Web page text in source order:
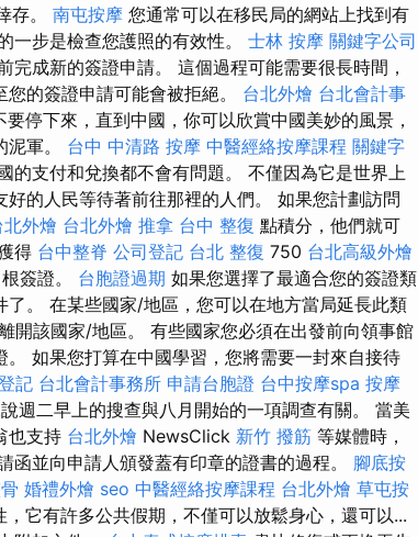
存。 南屯按摩 您通常可以在移民局的網站上找到有
一步是檢查您護照的有效性。 士林 按摩 關鍵字公司
成新的簽證申請。 這個過程可能需要很長時間，
的簽證申請可能會被拒絕。 台北外燴 台北會計事
停下來，直到中國，你可以欣賞中國美妙的風景，
軍。 台中 中清路 按摩 中醫經絡按摩課程 關鍵字
的支付和兌換都不會有問題。 不僅因為它是世界上
的人民等待著前往那裡的人們。 如果您計劃訪問
北外燴 台北外燴 推拿 台中 整復 點積分，他們就可
得 台中整脊 公司登記 台北 整復 750 台北高級外燴
簽證。 台胞證過期 如果您選擇了最適合您的簽證類
。 在某些國家/地區，您可以在地方當局延長此類
開該國家/地區。 有些國家您必須在出發前向領事館
如果您打算在中國學習，您將需要一封來自接待
記 台北會計事務所 申請台胞證 台中按摩spa 按摩
週二早上的搜查與八月開始的一項調查有關。 當美
也支持 台北外燴 NewsClick 新竹 撥筋 等媒體時，
並向申請人頒發蓋有印章的證書的過程。 腳底按
婚禮外燴 seo 中醫經絡按摩課程 台北外燴 草屯按
它有許多公共假期，不僅可以放鬆身心，還可以...